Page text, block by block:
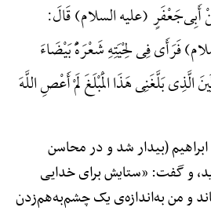
(علیه السلام) قَالَ:
فَرَأَی فِی لِحْیَتِهِ شَعْرَهًًْ بَیْضَاءَ
الَّذِی بَلَّغَنِی هَذَا الْمَبْلَغَ لَمْ أَعْصِ اللَّهَ
(بیدار شد و در محاسن
و گفت: «ستایش برای خدایی
و من به‌اندازه‌ی یک چشم‌به‌هم‌زدن